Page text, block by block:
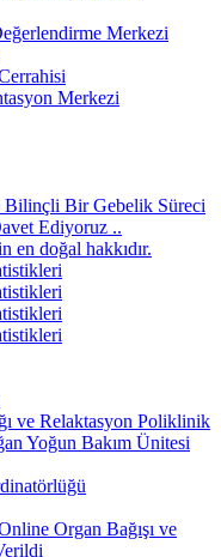
Merkezi
Merkezi
Bir Gebelik Süreci
Ediyoruz ..
en doğal hakkıdır.
ve Relaktasyon Poliklinik
Yoğun Bakım Ünitesi
Organ Bağışı ve